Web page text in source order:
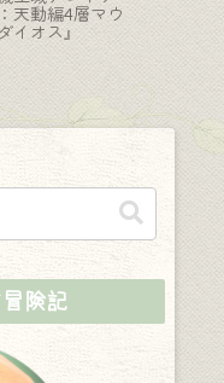
階・青きオー
マンダヴィ
ング・ハープ
険記